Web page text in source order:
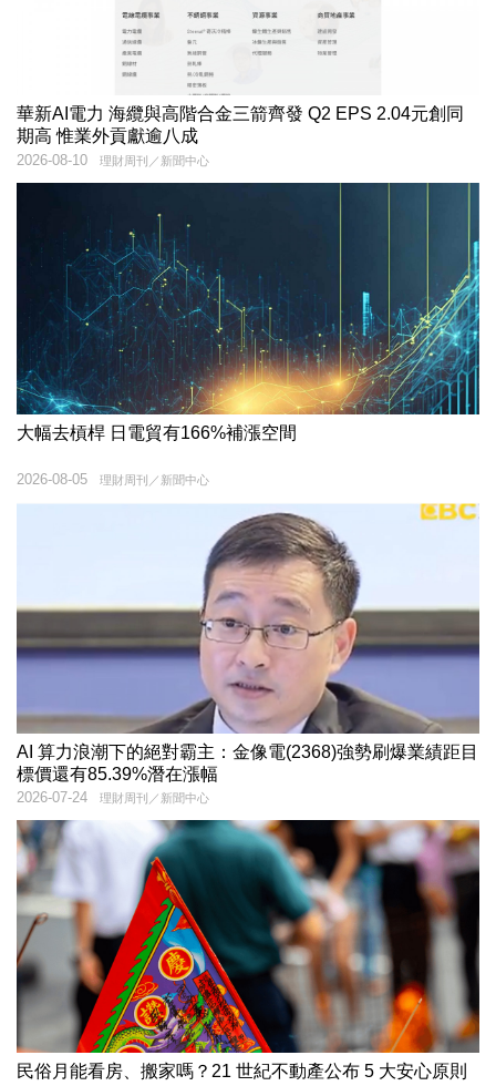
華新AI電力 海纜與高階合金三箭齊發 Q2 EPS 2.04元創同
期高 惟業外貢獻逾八成
理財周刊／新聞中心
2026-08-10
大幅去槓桿 日電貿有166%補漲空間
理財周刊／新聞中心
2026-08-05
AI 算力浪潮下的絕對霸主：金像電(2368)強勢刷爆業績距目
標價還有85.39%潛在漲幅
理財周刊／新聞中心
2026-07-24
民俗月能看房、搬家嗎？21 世紀不動產公布 5 大安心原則